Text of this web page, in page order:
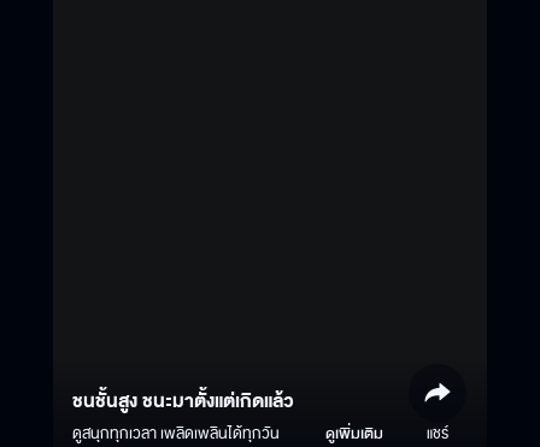
ชนชั้นสูง ชนะมาตั้งแต่เกิดแล้ว
ดูสนุกทุกเวลา เพลิดเพลินได้ทุกวัน ดูเพิ่มเติม แชร์